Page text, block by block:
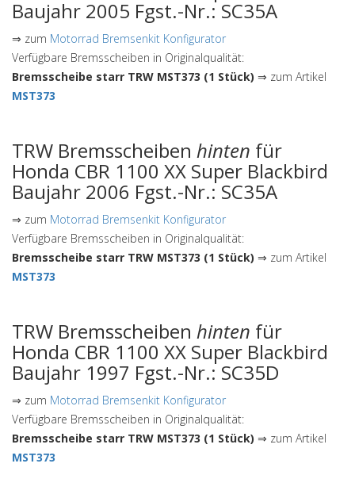
Baujahr 2005 Fgst.-Nr.: SC35A
⇒ zum Motorrad Bremsenkit Konfigurator
Verfügbare Bremsscheiben in Originalqualität:
Bremsscheibe starr TRW MST373 (1 Stück) ⇒ zum Artikel
MST373
TRW Bremsscheiben hinten für
Honda CBR 1100 XX Super Blackbird
Baujahr 2006 Fgst.-Nr.: SC35A
⇒ zum Motorrad Bremsenkit Konfigurator
Verfügbare Bremsscheiben in Originalqualität:
Bremsscheibe starr TRW MST373 (1 Stück) ⇒ zum Artikel
MST373
TRW Bremsscheiben hinten für
Honda CBR 1100 XX Super Blackbird
Baujahr 1997 Fgst.-Nr.: SC35D
⇒ zum Motorrad Bremsenkit Konfigurator
Verfügbare Bremsscheiben in Originalqualität:
Bremsscheibe starr TRW MST373 (1 Stück) ⇒ zum Artikel
MST373